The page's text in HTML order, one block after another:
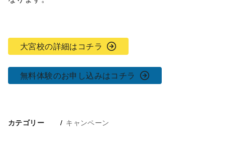
大宮校の詳細はコチラ
無料体験のお申し込みはコチラ
カテゴリー キャンペーン